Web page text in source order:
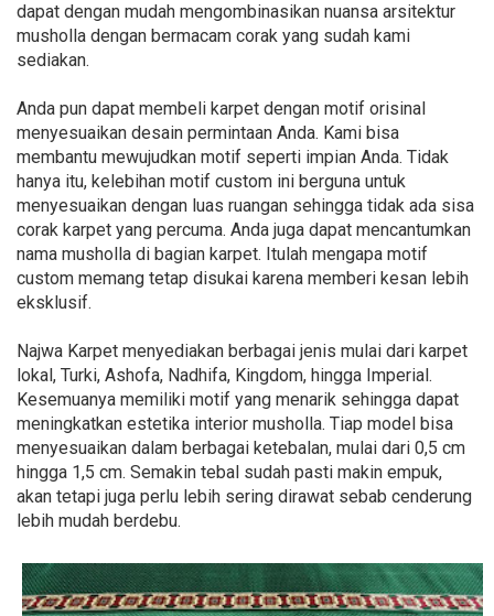
dapat dengan mudah mengombinasikan nuansa arsitektur
musholla dengan bermacam corak yang sudah kami
sediakan.
Anda pun dapat membeli karpet dengan motif orisinal
menyesuaikan desain permintaan Anda. Kami bisa
membantu mewujudkan motif seperti impian Anda. Tidak
hanya itu, kelebihan motif custom ini berguna untuk
menyesuaikan dengan luas ruangan sehingga tidak ada sisa
corak karpet yang percuma. Anda juga dapat mencantumkan
nama musholla di bagian karpet. Itulah mengapa motif
custom memang tetap disukai karena memberi kesan lebih
eksklusif.
Najwa Karpet menyediakan berbagai jenis mulai dari karpet
lokal, Turki, Ashofa, Nadhifa, Kingdom, hingga Imperial.
Kesemuanya memiliki motif yang menarik sehingga dapat
meningkatkan estetika interior musholla. Tiap model bisa
menyesuaikan dalam berbagai ketebalan, mulai dari 0,5 cm
hingga 1,5 cm. Semakin tebal sudah pasti makin empuk,
akan tetapi juga perlu lebih sering dirawat sebab cenderung
lebih mudah berdebu.